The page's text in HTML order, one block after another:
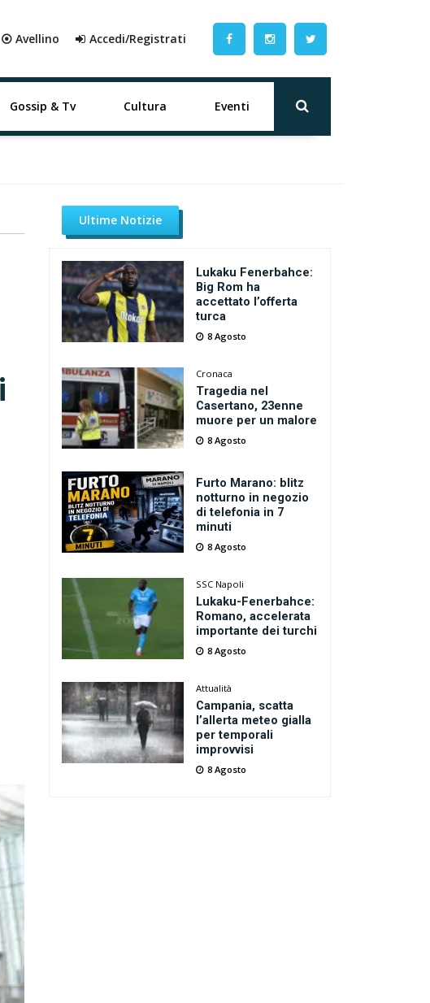
⦿ Avellino Accedi/Registrati
Gossip & Tv Cultura Eventi
Ultime Notizie
Lukaku Fenerbahce:
Big Rom ha
accettato l’offerta
turca
8 Agosto
Cronaca
Tragedia nel
Casertano, 23enne
muore per un malore
8 Agosto
Furto Marano: blitz
notturno in negozio
di telefonia in 7
minuti
8 Agosto
SSC Napoli
Lukaku-Fenerbahce:
Romano, accelerata
importante dei turchi
8 Agosto
Attualità
Campania, scatta
l’allerta meteo gialla
per temporali
improvvisi
8 Agosto